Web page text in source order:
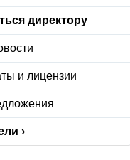
директору
и лицензии
›